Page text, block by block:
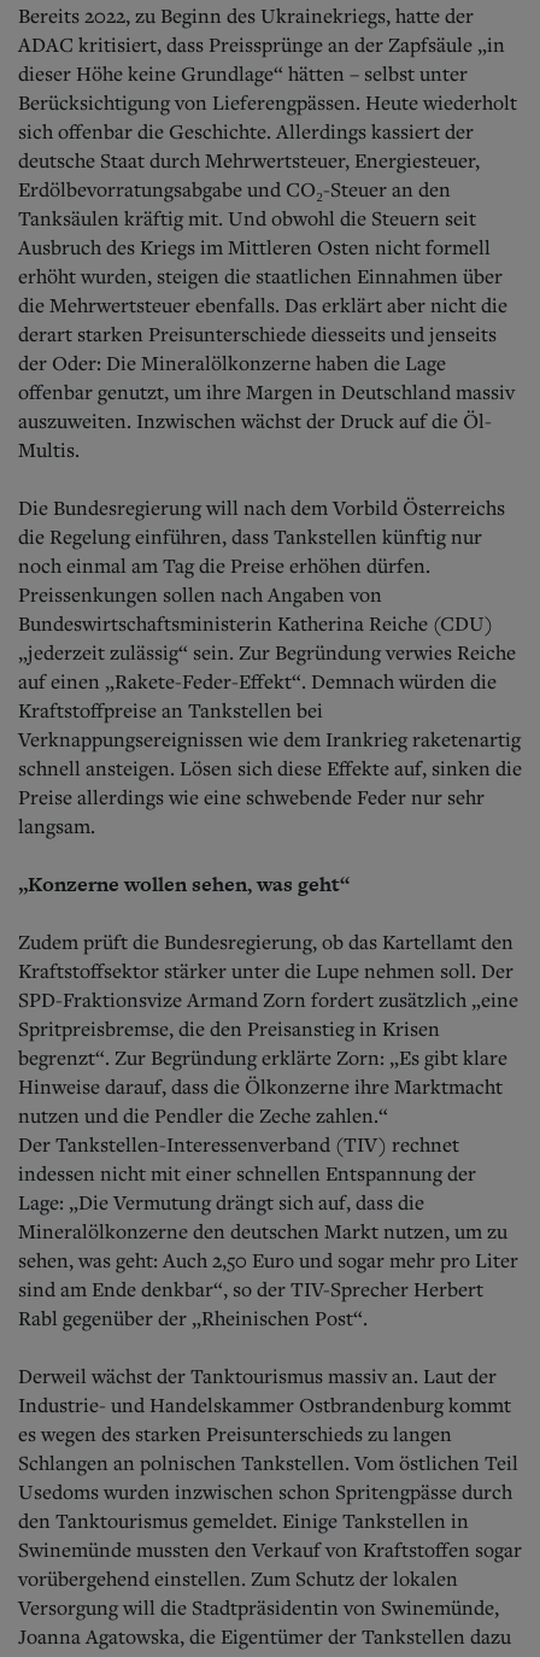
Bereits 2022, zu Beginn des Ukrainekriegs, hatte der
ADAC kritisiert, dass Preissprünge an der Zapfsäule „in
dieser Höhe keine Grundlage“ hätten – selbst unter
Berücksichtigung von Lieferengpässen. Heute wiederholt
sich offenbar die Geschichte. Allerdings kassiert der
deutsche Staat durch Mehrwertsteuer, Energiesteuer,
Erdölbevorratungsabgabe und CO₂-Steuer an den
Tanksäulen kräftig mit. Und obwohl die Steuern seit
Ausbruch des Kriegs im Mittleren Osten nicht formell
erhöht wurden, steigen die staatlichen Einnahmen über
die Mehrwertsteuer ebenfalls. Das erklärt aber nicht die
derart starken Preisunterschiede diesseits und jenseits
der Oder: Die Mineralölkonzerne haben die Lage
offenbar genutzt, um ihre Margen in Deutschland massiv
auszuweiten. Inzwischen wächst der Druck auf die Öl-
Multis.
Die Bundesregierung will nach dem Vorbild Österreichs
die Regelung einführen, dass Tankstellen künftig nur
noch einmal am Tag die Preise erhöhen dürfen.
Preissenkungen sollen nach Angaben von
Bundeswirtschaftsministerin Katherina Reiche (CDU)
„jederzeit zulässig“ sein. Zur Begründung verwies Reiche
auf einen „Rakete-Feder-Effekt“. Demnach würden die
Kraftstoffpreise an Tankstellen bei
Verknappungsereignissen wie dem Irankrieg raketenartig
schnell ansteigen. Lösen sich diese Effekte auf, sinken die
Preise allerdings wie eine schwebende Feder nur sehr
langsam.
„Konzerne wollen sehen, was geht“
Zudem prüft die Bundesregierung, ob das Kartellamt den
Kraftstoffsektor stärker unter die Lupe nehmen soll. Der
SPD-Fraktionsvize Armand Zorn fordert zusätzlich „eine
Spritpreisbremse, die den Preisanstieg in Krisen
begrenzt“. Zur Begründung erklärte Zorn: „Es gibt klare
Hinweise darauf, dass die Ölkonzerne ihre Marktmacht
nutzen und die Pendler die Zeche zahlen.“
Der Tankstellen-Interessenverband (TIV) rechnet
indessen nicht mit einer schnellen Entspannung der
Lage: „Die Vermutung drängt sich auf, dass die
Mineralölkonzerne den deutschen Markt nutzen, um zu
sehen, was geht: Auch 2,50 Euro und sogar mehr pro Liter
sind am Ende denkbar“, so der TIV-Sprecher Herbert
Rabl gegenüber der „Rheinischen Post“.
Derweil wächst der Tanktourismus massiv an. Laut der
Industrie- und Handelskammer Ostbrandenburg kommt
es wegen des starken Preisunterschieds zu langen
Schlangen an polnischen Tankstellen. Vom östlichen Teil
Usedoms wurden inzwischen schon Spritengpässe durch
den Tanktourismus gemeldet. Einige Tankstellen in
Swinemünde mussten den Verkauf von Kraftstoffen sogar
vorübergehend einstellen. Zum Schutz der lokalen
Versorgung will die Stadtpräsidentin von Swinemünde,
Joanna Agatowska, die Eigentümer der Tankstellen dazu